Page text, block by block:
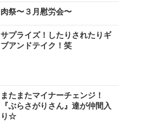
肉祭〜３月慰労会〜
サプライズ！したりされたりギ
ブアンドテイク！笑
またまたマイナーチェンジ！
『ぶらさがりさん』達が仲間入
り☆